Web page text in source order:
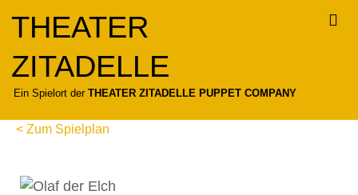
springen
THEATER
ZITADELLE
Ein Spielort derTHEATER ZITADELLE PUPPET COMPANY
< Zum Spielplan